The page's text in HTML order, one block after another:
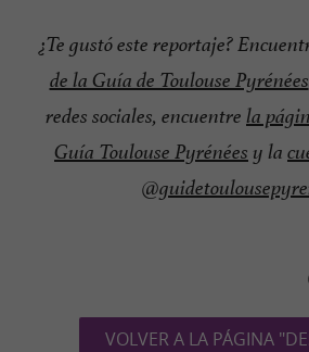
¿Te gustó este reportaje?
de la Guía de Toulouse Pyrénées
redes sociales, encuentre la
Guía Toulouse Pyrénées y la
VOLVER A LA PÁGINA